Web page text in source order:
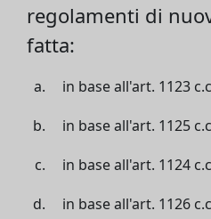
regolamenti di
fatta:
in base all'art. 1123
in base all'art. 1125
in base all'art. 1124
in base all'art. 1126